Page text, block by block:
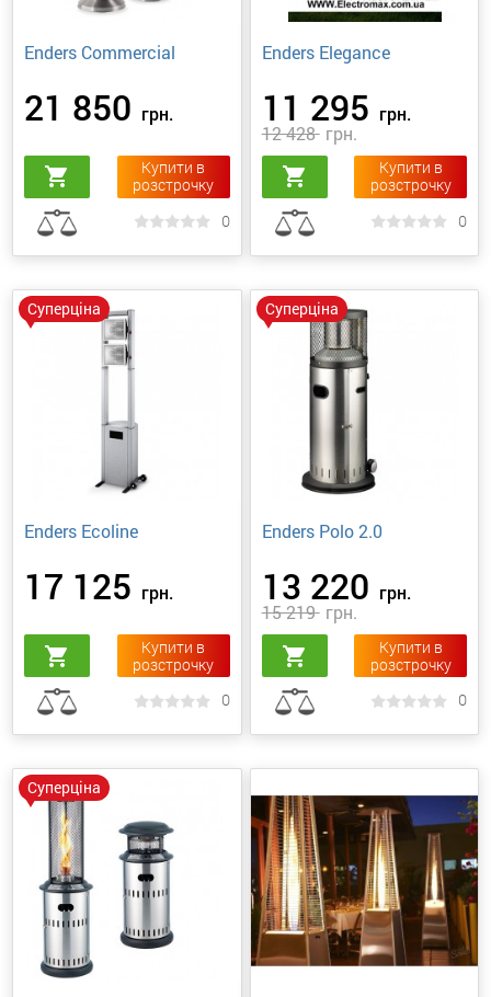
Enders Commercial
21 850 грн.
shopping_cart
Купити в
розстрочку
0
Enders Elegance
11 295 грн.
12 428 грн.
shopping_cart
Купити в
розстрочку
0
Суперціна
Enders Ecoline
17 125 грн.
shopping_cart
Купити в
розстрочку
0
Суперціна
Enders Polo 2.0
13 220 грн.
15 219 грн.
shopping_cart
Купити в
розстрочку
0
Суперціна